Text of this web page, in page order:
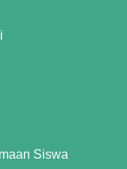
Siswa